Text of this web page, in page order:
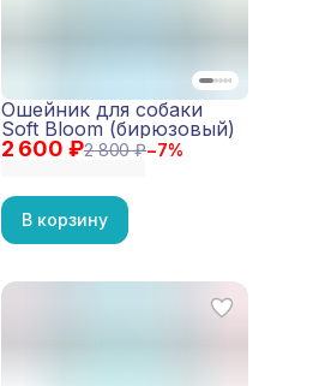
2 600 ₽2 800 ₽−7%
Ошейник для собаки
Soft Bloom (бирюзовый)
В корзину